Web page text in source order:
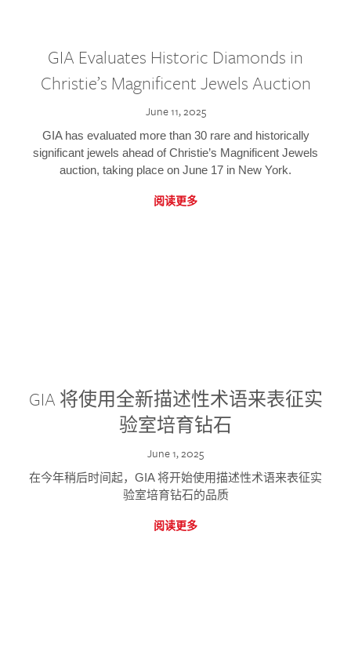
GIA Evaluates Historic Diamonds in
Christie’s Magnificent Jewels Auction
June 11, 2025
GIA has evaluated more than 30 rare and historically
significant jewels ahead of Christie’s Magnificent Jewels
auction, taking place on June 17 in New York.
阅读更多
GIA 将使用全新描述性术语来表征实
验室培育钻石
June 1, 2025
在今年稍后时间起，GIA 将开始使用描述性术语来表征实
验室培育钻石的品质
阅读更多